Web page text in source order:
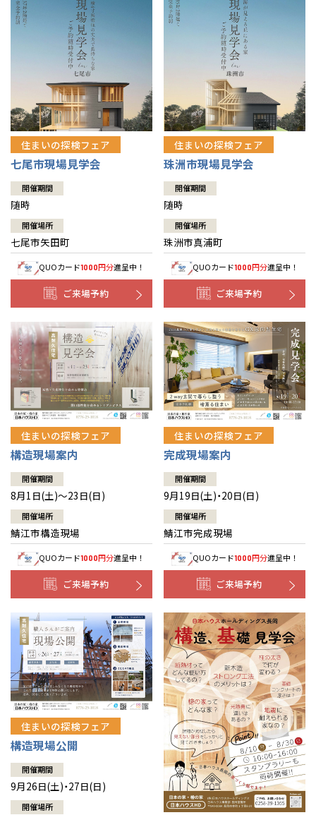
住まいの探検フェア
七尾市現場見学会
開催期間
随時
開催場所
七尾市矢田町
QUOカード1000円分進呈中！
ご来場予約
住まいの探検フェア
珠洲市現場見学会
開催期間
随時
開催場所
珠洲市真浦町
QUOカード1000円分進呈中！
ご来場予約
住まいの探検フェア
構造現場案内
開催期間
8月1日(土)～23日(日)
開催場所
鯖江市構造現場
QUOカード1000円分進呈中！
ご来場予約
住まいの探検フェア
完成現場案内
開催期間
9月19日(土)・20日(日)
開催場所
鯖江市完成現場
QUOカード1000円分進呈中！
ご来場予約
住まいの探検フェア
構造現場公開
開催期間
9月26日(土)・27日(日)
開催場所